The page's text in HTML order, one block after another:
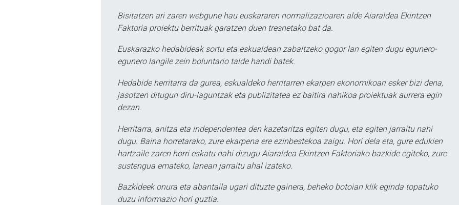
Bisitatzen ari zaren webgune hau euskararen normalizazioaren alde Aiaraldea Ekintzen
Faktoria proiektu berrituak garatzen duen tresnetako bat da.
Euskarazko hedabideak sortu eta eskualdean zabaltzeko gogor lan egiten dugu egunero-
egunero langile zein boluntario talde handi batek.
Hedabide herritarra da gurea, eskualdeko herritarren ekarpen ekonomikoari esker bizi dena,
jasotzen ditugun diru-laguntzak eta publizitatea ez baitira nahikoa proiektuak aurrera egin
dezan.
Herritarra, anitza eta independentea den kazetaritza egiten dugu, eta egiten jarraitu nahi
dugu. Baina horretarako, zure ekarpena ere ezinbestekoa zaigu. Hori dela eta, gure edukien
hartzaile zaren horri eskatu nahi dizugu Aiaraldea Ekintzen Faktoriako bazkide egiteko, zure
sustengua emateko, lanean jarraitu ahal izateko.
Bazkideek onura eta abantaila ugari dituzte gainera, beheko botoian klik eginda topatuko
duzu informazio hori guztia.